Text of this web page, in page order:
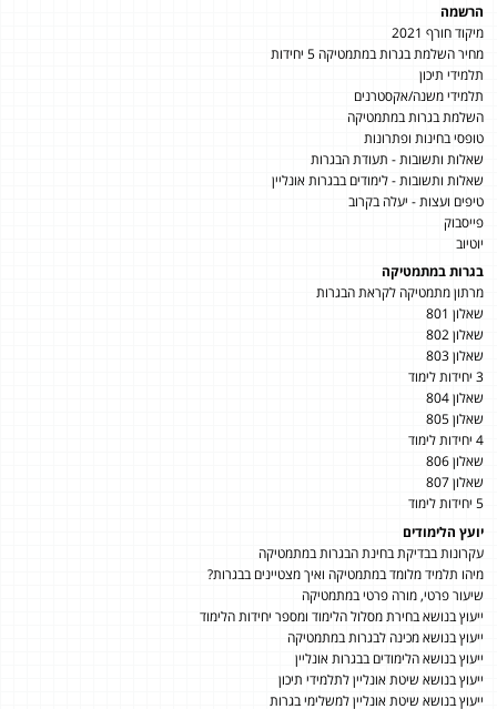
הרשמה
מיקוד חורף 2021
מחיר השלמת בגרות במתמטיקה 5 יחידות
תלמידי תיכון
תלמידי משנה/אקסטרנים
השלמת בגרות במתמטיקה
טופסי בחינות ופתרונות
שאלות ותשובות - תעודת הבגרות
שאלות ותשובות - לימודים בבגרות אונליין
טיפים ועצות - יעלה בקרוב
פייסבוק
יוטיוב
בגרות במתמטיקה
מרתון מתמטיקה לקראת הבגרות
שאלון 801
שאלון 802
שאלון 803
3 יחידות לימוד
שאלון 804
שאלון 805
4 יחידות לימוד
שאלון 806
שאלון 807
5 יחידות לימוד
יועץ הלימודים
עקרונות בבדיקת בחינת הבגרות במתמטיקה
מיהו תלמיד מלומד במתמטיקה ואיך מצטיינים בבגרות?
שיעור פרטי, מורה פרטי במתמטיקה
ייעוץ בנושא בחירת מסלול הלימוד ומספר יחידות הלימוד
ייעוץ בנושא מכינה לבגרות במתמטיקה
ייעוץ בנושא הלימודים בבגרות אונליין
ייעוץ בנושא שיטת אונליין לתלמידי תיכון
ייעוץ בנושא שיטת אונליין למשלימי בגרות